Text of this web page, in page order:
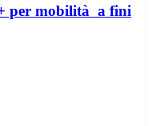
per mobilità a fini